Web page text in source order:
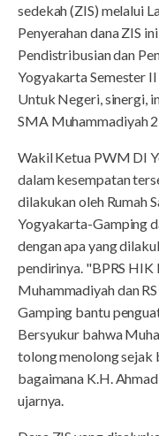
sedekah (ZIS) melalui
Penyerahan dana ZIS
Pendistribusian dan
Yogyakarta Semester
Untuk Negeri, sinergi,
SMA Muhammadiyah
Wakil Ketua PWM DI
dalam kesempatan
dilakukan oleh Rumah
Yogyakarta-Gamping
dengan apa yang
pendirinya. "BPRS
Muhammadiyah dan
Gamping bantu
Bersyukur bahwa
tolong menolong sejak
bagaimana K.H.
ujarnya.